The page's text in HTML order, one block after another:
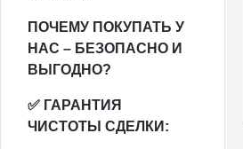
ПОЧЕМУ ПОКУПАТЬ У
НАС – БЕЗОПАСНО И
ВЫГОДНО?
✅ ГАРАНТИЯ
ЧИСТОТЫ СДЕЛКИ: